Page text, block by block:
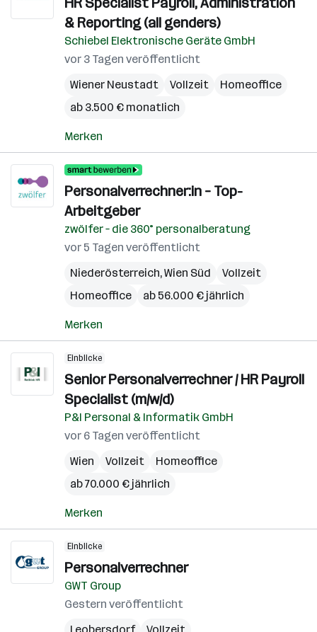
& Reporting (all genders)
Schiebel Elektronische Geräte GmbH
vor 3 Tagen veröffentlicht
Wiener Neustadt
Vollzeit
Homeoffice
ab 3.500 € monatlich
Merken
Personalverrechner:in – Top-
Arbeitgeber
zwölfer – die 360° personalberatung
vor 5 Tagen veröffentlicht
Niederösterreich,Wien Süd
Vollzeit
Homeoffice
ab 56.000 € jährlich
Merken
Einblicke
Senior Personalverrechner / HR Payroll
Specialist (m/w/d)
P&I Personal & Informatik GmbH
vor 6 Tagen veröffentlicht
Wien
Vollzeit
Homeoffice
ab 70.000 € jährlich
Merken
Einblicke
Personalverrechner
GWT Group
Gestern veröffentlicht